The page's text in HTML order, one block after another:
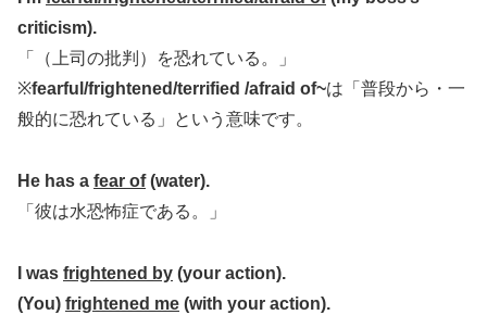
criticism).
「（上司の批判）を恐れている。」
※fearful/frightened/terrified /afraid of~は「普段から・一
般的に恐れている」という意味です。
He has a fear of(water).
「彼は水恐怖症である。」
I was frightened by (your action).
(You) frightened me (with your action).